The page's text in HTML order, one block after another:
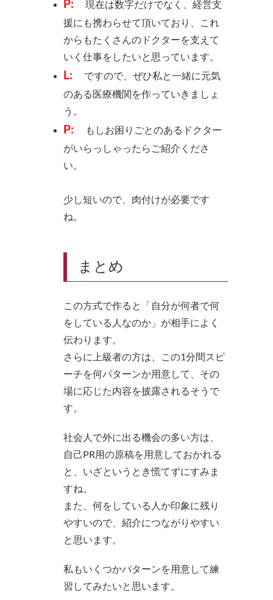
P: 現在は数字だけでなく、経営支
援にも携わらせて頂いており、これ
からもたくさんのドクターを支えて
いく仕事をしたいと思っています。
L:
ですので、ぜひ私と一緒に元気
のある医療機関を作っていきましょ
う。
P:
もしお困りごとのあるドクター
がいらっしゃったらご紹介くださ
い。
少し短いので、肉付けが必要です
ね。
まとめ
この方式で作ると「自分が何者で何
をしている人なのか」が相手によく
伝わります。
さらに上級者の方は、この1分間スピ
ーチを何パターンか用意して、その
場に応じた内容を披露されるそうで
す。
社会人で外に出る機会の多い方は、
自己PR用の原稿を用意しておかれる
と、いざというとき慌てずにすみま
すね。
また、何をしている人か印象に残り
やすいので、紹介につながりやすい
と思います。
私もいくつかパターンを用意して練
習してみたいと思います。